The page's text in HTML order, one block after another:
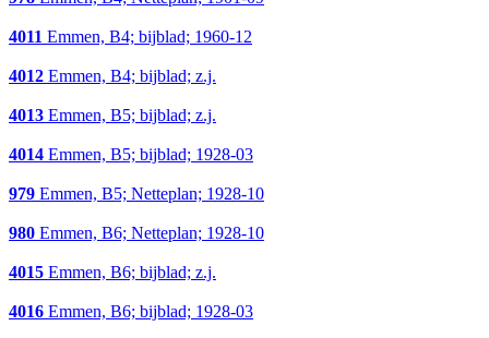
4011 Emmen, B4; bijblad; 1960-12
4012 Emmen, B4; bijblad; z.j.
4013 Emmen, B5; bijblad; z.j.
4014 Emmen, B5; bijblad; 1928-03
979 Emmen, B5; Netteplan; 1928-10
980 Emmen, B6; Netteplan; 1928-10
4015 Emmen, B6; bijblad; z.j.
4016 Emmen, B6; bijblad; 1928-03